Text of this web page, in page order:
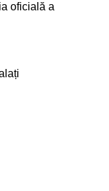
oficială a